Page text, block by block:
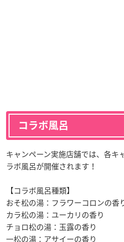
コラボ風呂
キャンペーン実施店舗では、各キ
ラボ風呂が開催されます！
【コラボ風呂種類】
おそ松の湯：フラワーコロンの香
カラ松の湯：ユーカリの香り
チョロ松の湯：玉露の香り
一松の湯：アサイーの香り